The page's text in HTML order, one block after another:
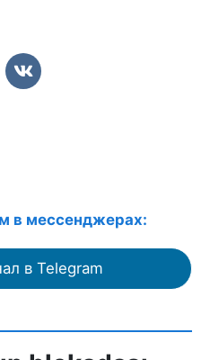
в мессенджерах:
в Telegram